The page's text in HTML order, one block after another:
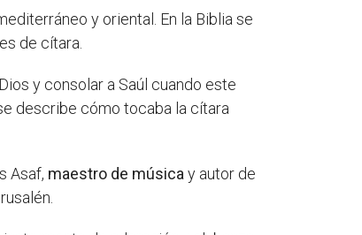
y oriental. En la Biblia se
de cítara.
y consolar a Saúl cuando este
describe cómo tocaba la cítara
Asaf, maestro de música y autor de